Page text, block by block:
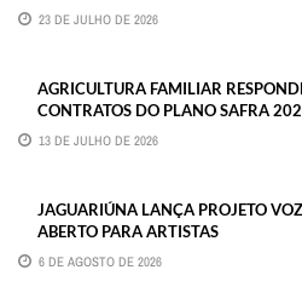
23 DE JULHO DE 2026
AGRICULTURA FAMILIAR
CONTRATOS DO PLANO SAFRA
13 DE JULHO DE 2026
JAGUARIÚNA LANÇA PROJETO
ABERTO PARA ARTISTAS
6 DE AGOSTO DE 2026